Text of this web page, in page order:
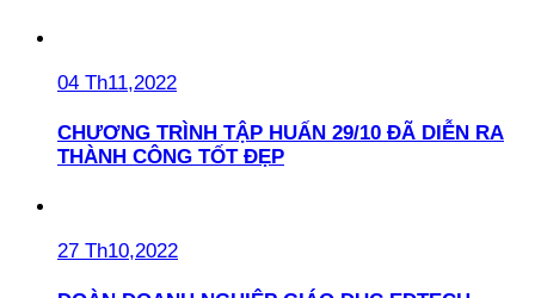
04 Th11,2022
CHƯƠNG TRÌNH TẬP HUẤN 29/10 ĐÃ DIỄN RA
THÀNH CÔNG TỐT ĐẸP
27 Th10,2022